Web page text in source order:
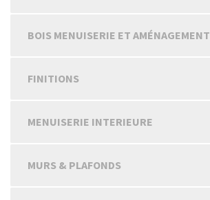
BOIS MENUISERIE ET AMÉNAGEMENT
FINITIONS
MENUISERIE INTERIEURE
MURS & PLAFONDS